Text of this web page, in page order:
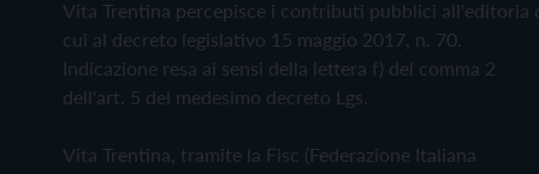
Vita Trentina percepisce i contributi pubblici all'editoria
cui al decreto legislativo 15 maggio 2017, n. 70.
Indicazione resa ai sensi della lettera f) del comma 2
dell'art. 5 del medesimo decreto Lgs.
Vita Trentina, tramite la Fisc (Federazione Italiana